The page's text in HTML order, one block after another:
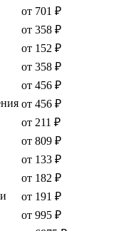
от 701 ₽
от 358 ₽
от 152 ₽
от 358 ₽
от 456 ₽
от 456 ₽
от 211 ₽
от 809 ₽
от 133 ₽
от 182 ₽
от 191 ₽
от 995 ₽